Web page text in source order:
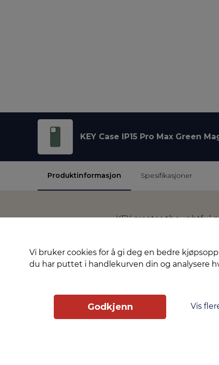
Vi bruker cookies for å gi deg en bedre
du har puttet i handlekurven din og analysere
Godkjenn Vis
KEY Case IP15 Pro Max Green
Produktinformasjon Spesifikasjoner
KEY creates thoughtful